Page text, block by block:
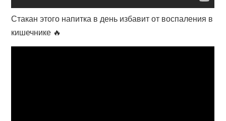
Стакан этого напитка в день избавит от воспаления в
кишечнике 🔥